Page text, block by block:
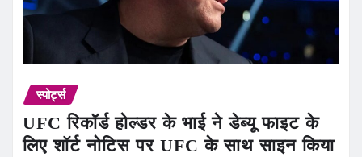
स्पोर्ट्स
UFC रिकॉर्ड होल्डर के भाई ने डेब्यू फाइट के
लिए शॉर्ट नोटिस पर UFC के साथ साइन किया